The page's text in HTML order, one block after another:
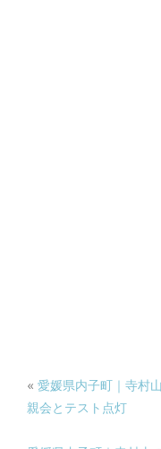
« 愛媛県内子町｜寺村
親会とテスト点灯